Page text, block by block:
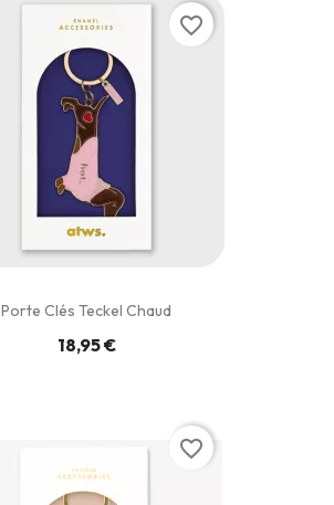
Porte Clés Teckel Chaud
18,95 €
favorite_border
favorite_border